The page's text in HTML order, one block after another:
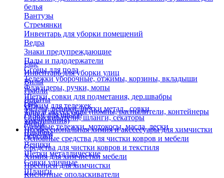
белья
Вантузы
Стремянки
Инвентарь для уборки помещений
Ведра
Знаки предупреждающие
Пады и падодержатели
Сгоны для пола
Тележки уборочные, отжимы, корзины, вкладыши
Флаундеры, ручки, мопы
Щетки, совки для подметания, дер.швабры
Отжим для тележек
Ручки для швабр
Мопы
Швабры
Еще
Инвентарь для уборки улиц
Вилы
Грабли
Лопаты
Метлы, веники, щетки метал., совки
Опрыскиватели, шланги, секаторы
Садовые тележки, мотокосы, масла, лески
Черенки
Веники
Щетки металлические
Совки уличные
Шланги
Еще
Тара и аксессуары (помпы, распылители, контейнеры
замачивания)
Профессиональная химия и акссесуары для химчистки
Основные средства для чистки ковров и мебели
Средства для чистки ковров и текстиля
Химия для химчистки мебели
Преспреи для химчистки
Кислотные ополаскиватели